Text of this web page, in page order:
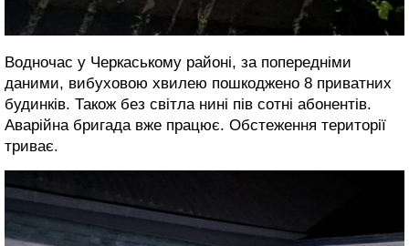
Водночас у Черкаському районі, за попередніми
даними, вибуховою хвилею пошкоджено 8 приватних
будинків. Також без світла нині пів сотні абонентів.
Аварійна бригада вже працює. Обстеження території
триває.